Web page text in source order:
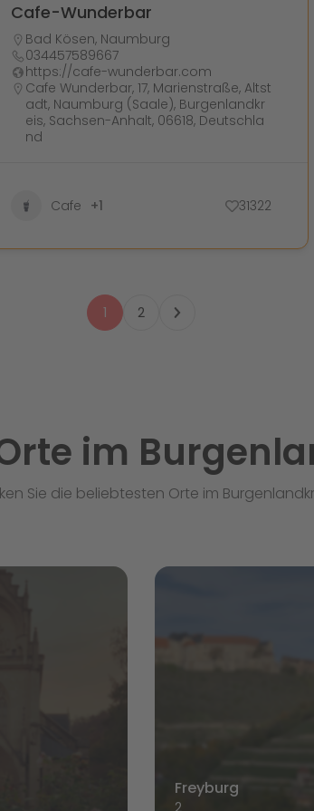
Cafe-Wunderbar
Bad Kösen, Naumburg
034457589667
https://cafe-wunderbar.com
Cafe Wunderbar, 17, Marienstraße, Altst
adt, Naumburg (Saale), Burgenlandkr
eis, Sachsen-Anhalt, 06618, Deutschla
nd
Cafe +1 31322
1 2
im
Sie die beliebtesten Orte im
Freyburg